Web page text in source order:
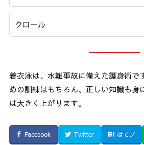
クロール
着衣泳は、水難事故に備えた護身術で
めの訓練はもちろん、正しい知識も身
は大きく上がります。
Facebook Twitter はてブ